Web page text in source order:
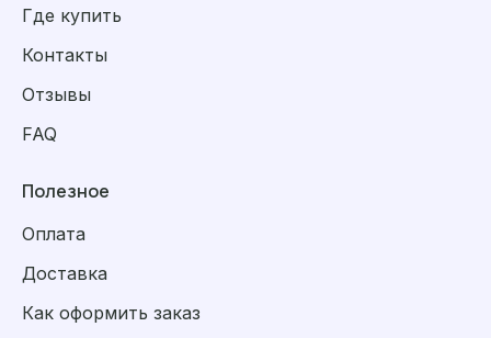
Где купить
Контакты
Отзывы
FAQ
Полезное
Оплата
Доставка
Как оформить заказ